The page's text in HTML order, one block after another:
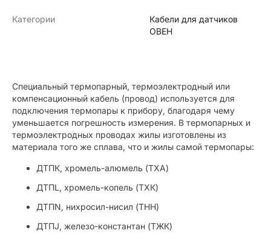
Категории
Кабели для датчиков
ОВЕН
Специальный термопарный, термоэлектродный или
компенсационный кабель (провод) используется для
подключения термопары к прибору, благодаря чему
уменьшается погрешность измерения. В термопарных и
термоэлектродных проводах жилы изготовлены из
материала того же сплава, что и жилы самой термопары:
ДТПК, хромель-алюмель (ТХА)
ДТПL, хромель-копель (ТХК)
ДТПN, нихросил-нисил (ТНН)
ДТПJ, железо-константан (ТЖК)